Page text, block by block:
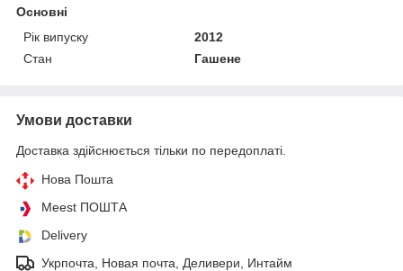
Основні
Рік випуску
2012
Стан
Гашене
Умови доставки
Доставка здійснюється тільки по передоплаті.
Нова Пошта
Meest ПОШТА
Delivery
Укрпочта, Новая почта, Деливери, Интайм